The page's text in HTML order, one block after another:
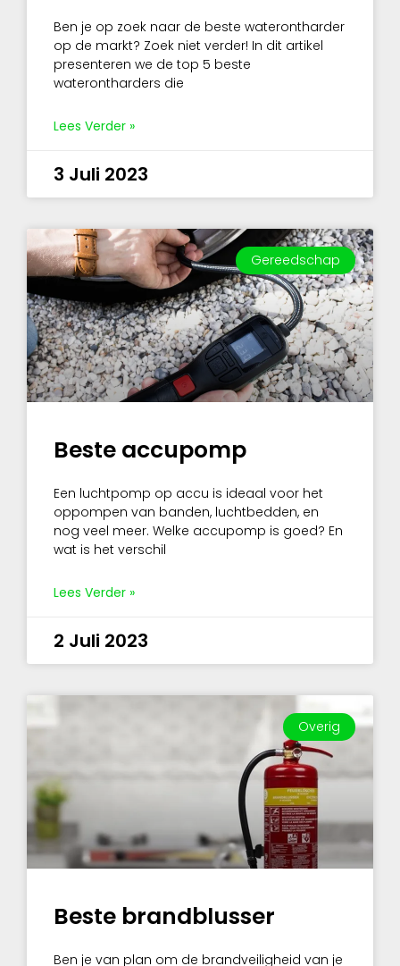
Ben je op zoek naar de beste waterontharder
op de markt? Zoek niet verder! In dit artikel
presenteren we de top 5 beste
waterontharders die
Lees Verder »
3 Juli 2023
Gereedschap
Beste accupomp
Een luchtpomp op accu is ideaal voor het
oppompen van banden, luchtbedden, en
nog veel meer. Welke accupomp is goed? En
wat is het verschil
Lees Verder »
2 Juli 2023
Overig
Beste brandblusser
Ben je van plan om de brandveiligheid van je